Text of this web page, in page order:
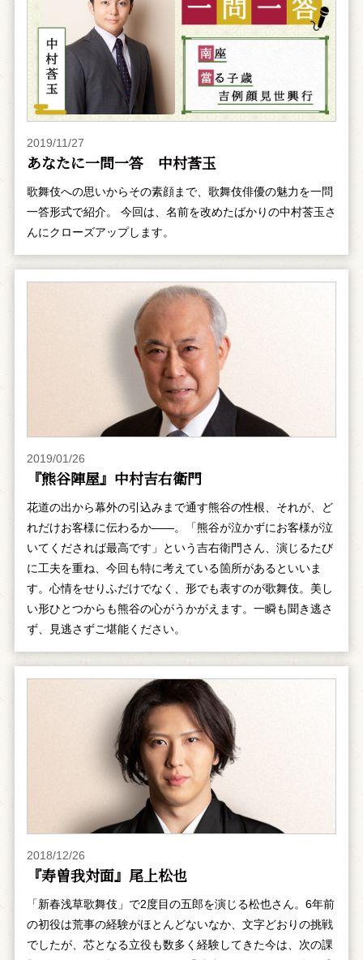
2019/11/27
あなたに一問一答 中村莟玉
歌舞伎への思いからその素顔まで、歌舞伎俳優の魅力を一問
一答形式で紹介。 今回は、名前を改めたばかりの中村莟玉さ
んにクローズアップします。
2019/01/26
『熊谷陣屋』中村吉右衛門
花道の出から幕外の引込みまで通す熊谷の性根、それが、ど
れだけお客様に伝わるか――。「熊谷が泣かずにお客様が泣
いてくだされば最高です」という吉右衛門さん、演じるたび
に工夫を重ね、今回も特に考えている箇所があるといいま
す。心情をせりふだけでなく、形でも表すのが歌舞伎。美し
い形ひとつからも熊谷の心がうかがえます。一瞬も聞き逃さ
ず、見逃さずご堪能ください。
2018/12/26
『寿曽我対面』尾上松也
「新春浅草歌舞伎」で2度目の五郎を演じる松也さん。6年前
の初役は荒事の経験がほとんどないなか、文字どおりの挑戦
でしたが、芯となる立役も数多く経験してきた今は、次の課